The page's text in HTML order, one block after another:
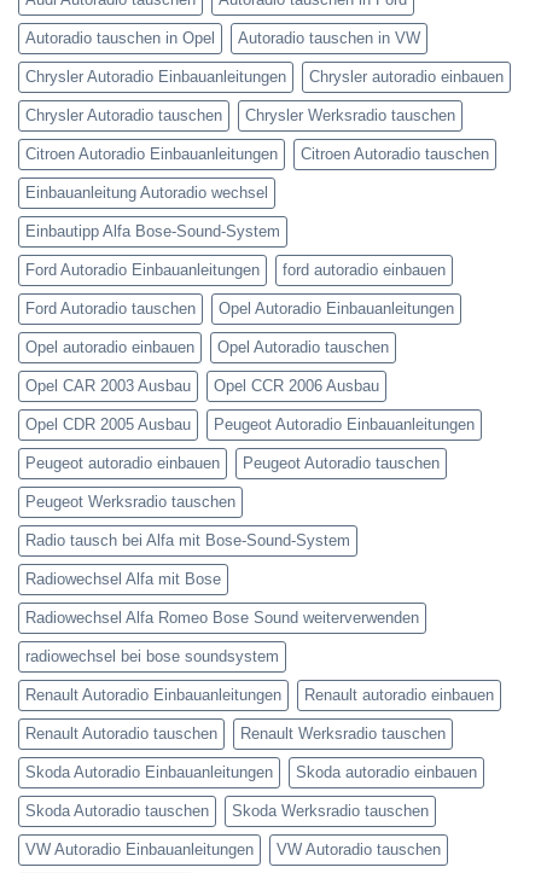
Autoradio tauschen in Opel Autoradio tauschen in VW
Chrysler Autoradio Einbauanleitungen Chrysler autoradio einbauen
Chrysler Autoradio tauschen Chrysler Werksradio tauschen
Citroen Autoradio Einbauanleitungen Citroen Autoradio tauschen
Einbauanleitung Autoradio wechsel
Einbautipp Alfa Bose-Sound-System
Ford Autoradio Einbauanleitungen ford autoradio einbauen
Ford Autoradio tauschen Opel Autoradio Einbauanleitungen
Opel autoradio einbauen Opel Autoradio tauschen
Opel CAR 2003 Ausbau Opel CCR 2006 Ausbau
Opel CDR 2005 Ausbau Peugeot Autoradio Einbauanleitungen
Peugeot autoradio einbauen Peugeot Autoradio tauschen
Peugeot Werksradio tauschen
Radio tausch bei Alfa mit Bose-Sound-System
Radiowechsel Alfa mit Bose
Radiowechsel Alfa Romeo Bose Sound weiterverwenden
radiowechsel bei bose soundsystem‎
Renault Autoradio Einbauanleitungen Renault autoradio einbauen
Renault Autoradio tauschen Renault Werksradio tauschen
Skoda Autoradio Einbauanleitungen Skoda autoradio einbauen
Skoda Autoradio tauschen Skoda Werksradio tauschen
VW Autoradio Einbauanleitungen VW Autoradio tauschen